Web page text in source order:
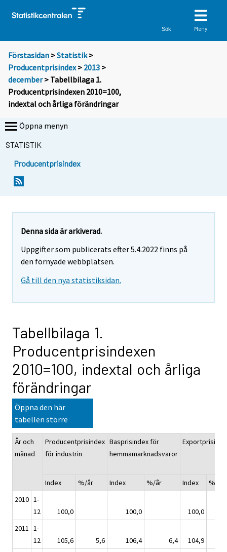
Sök Meny
Förstasidan >Statistik >
Producentprisindex> 2013 >
december> Tabellbilaga 1.
Producentprisindexen 2010=100,
indextal och årliga förändringar
Öppna menyn
STATISTIK
Producentprisindex
Denna sida är arkiverad.
Uppgifter som publicerats efter 5.4.2022 finns på
den förnyade webbplatsen.
Gå till den nya statistiksidan.
Tabellbilaga 1.
Producentprisindexen
2010=100, indextal och årliga
förändringar
Öppna den här
tabellen större
År och
mänad
Producentprisindex
för industrin
Basprisindex för
hemmamarknadsvaror
Index %/år Index %/år Index
%/år
2010 1-
12
100,0 100,0
100,0
2011 1-
12
105,6 5,6 106,4 6,4 104,9